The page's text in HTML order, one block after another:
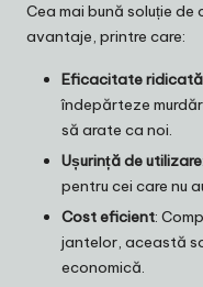
Cea mai bună soluție
avantaje, printre care:
Eficacitate ridicată
îndepărteze
să arate ca noi.
Ușurință de utilizare
pentru cei care nu
Cost eficient:
jantelor, această
economică.